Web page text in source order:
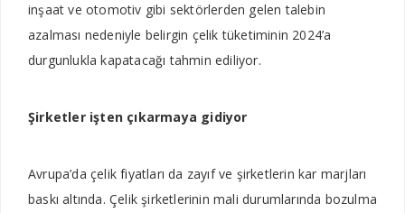
inşaat ve otomotiv gibi sektörlerden gelen talebin
azalması nedeniyle belirgin çelik tüketiminin 2024’a
durgunlukla kapatacağı tahmin ediliyor.
Şirketler işten çıkarmaya gidiyor
Avrupa’da çelik fiyatları da zayıf ve şirketlerin kar marjları
baskı altında. Çelik şirketlerinin mali durumlarında bozulma